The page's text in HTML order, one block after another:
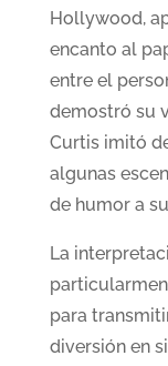
Hollywood,
encanto al
entre el
demostró su
Curtis imitó
algunas
de humor a
La
para
diversión en